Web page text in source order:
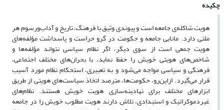
چکیده
هویت شاکله‌ی جامعه است و پیوندی وثیق با فرهنگ، تاریخ و آداب‌ورسوم هر
ملتی دارد. مانایی جامعه و حکومت در گرو حراست و پاسداشت مؤلفه‌های
هویت جمعی است از سوی دیگر، اگر نظام سیاسی نتواند مؤلفه‌ها و
شاخص‌های هویتی خویش را حفظ نماید، با بحران‌های مختلف اجتماعی،
فرهنگی و سیاسی مواجه می‌شود و به تعبیری، استحکام نظام‌ مورد آسیب
قرار می‌گیرد. ازاین‌رو، حکومت‌ها، مترصد اتخاذ سیاست‌های هویتی از طریق
ابزارهای مختلف برای نهادینه‌سازی هویت خویش هستند. نظام‌های
غیردموکراتیک و استبدادی، تلاش دارند هویت مطلوب خویش را در جامعه